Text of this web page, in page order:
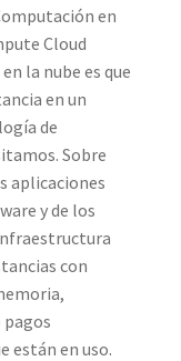
en
Cloud
la nube es que
en un
de
Sobre
aplicaciones
y de los
con
están en uso.